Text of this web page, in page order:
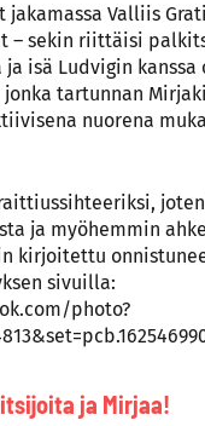
jakamassa Valliis
– sekin riittäisi
isä Ludvigin kanssa
tartunnan
nuorena
ja myöhemmin
kirjoitettu
sivuilla:
photo?
ja Mirjaa!